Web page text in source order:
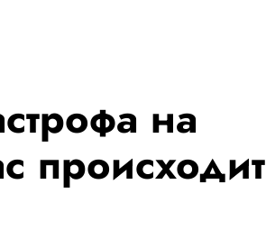
на
происходит